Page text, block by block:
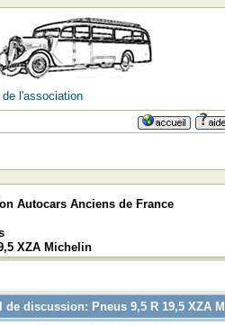
l'association
Autocars Anciens de France
XZA Michelin
de discussion: Pneus 9,5 R 19,5 XZA